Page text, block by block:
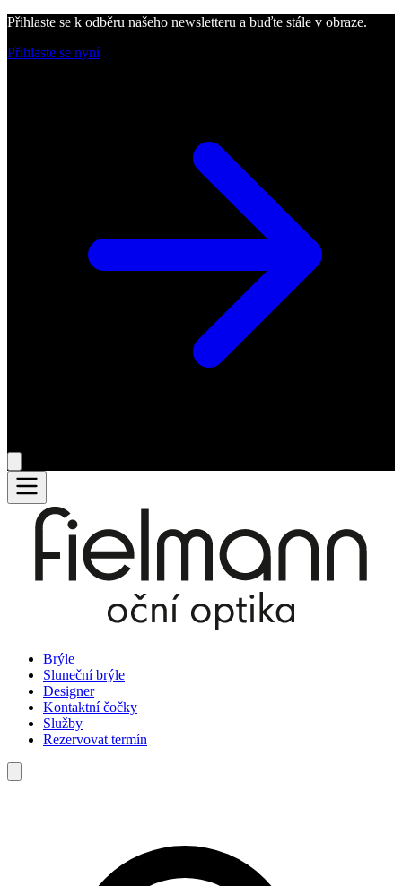
Přihlaste se k odběru našeho newsletteru a buďte stále v obraze.
Přihlaste se nyní
Brýle
Sluneční brýle
Designer
Kontaktní čočky
Služby
Rezervovat termín